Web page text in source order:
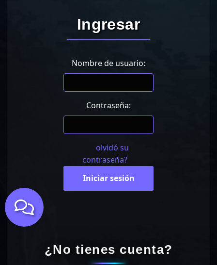
Ingresar
Nombre de usuario:
Contraseña:
olvidó su
contraseña?
Iniciar sesión
¿No tienes cuenta?